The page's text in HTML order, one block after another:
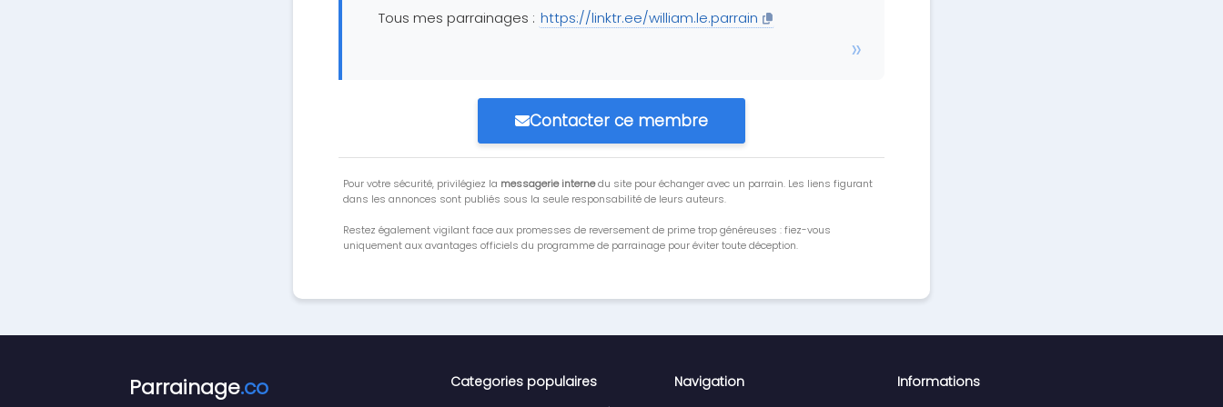
Tous mes parrainages : https://linktr.ee/william.le.parrain
Contacter ce membre
Pour votre sécurité, privilégiez la messagerie internedu site pour échanger avec un parrain. Les liens figurant
dans les annonces sont publiés sous la seule responsabilité de leurs auteurs.
Restez également vigilant face aux promesses de reversement de prime trop généreuses : fiez-vous
uniquement aux avantages officiels du programme de parrainage pour éviter toute déception.
Parrainage.co Categories populaires Navigation Informations